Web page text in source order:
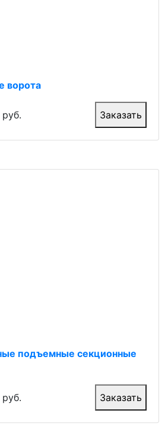
ворота
Заказать
подъемные секционные
Заказать